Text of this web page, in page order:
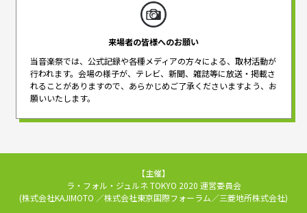
来場者の皆様へのお願い
当音楽祭では、公式記録や各種メディアの方々による、取材活動が
行われます。 会場の様子が、テレビ、新聞、雑誌等に放送・掲載さ
れることがありますので、 あらかじめご了承くださいますよう、お
願いいたします。
【主催】
ラ・フォル・ジュルネ TOKYO 2020 運営委員会
(株式会社KAJIMOTO ／株式会社東京国際フォーラム／三菱地所株式会社)